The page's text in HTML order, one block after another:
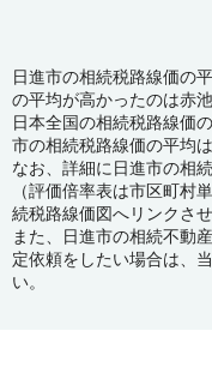
日進市の相続税路線価の
の平均が高かったのは赤
日本全国の相続税路線価
市の相続税路線価の平均
なお、詳細に日進市の相
（評価倍率表は市区町村
続税路線価図へリンクさ
また、日進市の相続不動
定依頼をしたい場合は、
い。